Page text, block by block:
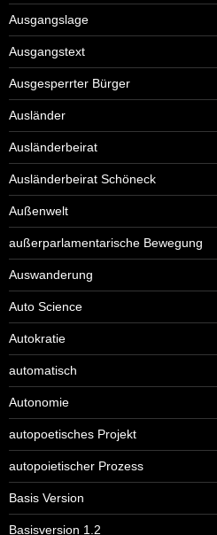
Ausgangslage
Ausgangstext
Ausgesperrter Bürger
Ausländer
Ausländerbeirat
Ausländerbeirat Schöneck
Außenwelt
außerparlamentarische Bewegung
Auswanderung
Auto Science
Autokratie
automatisch
Autonomie
autopoetisches Projekt
autopoietischer Prozess
Basis Version
Basisversion 1.2